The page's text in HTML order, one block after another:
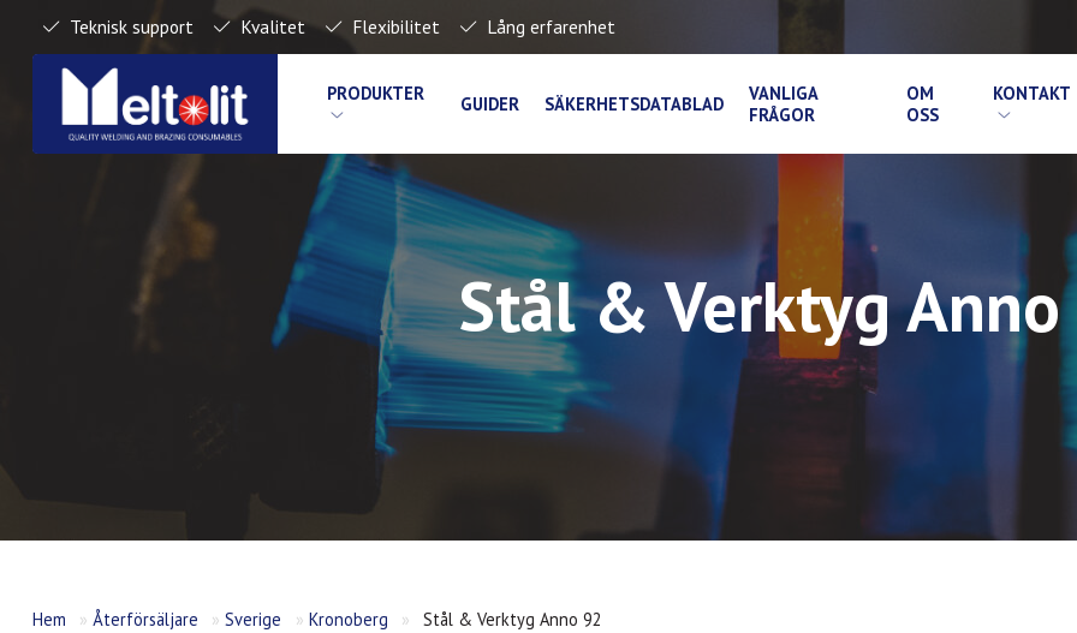
Teknisk support Kvalitet Flexibilitet Lång erfarenhet
PRODUKTER GUIDER SÄKERHETSDATABLAD
VANLIGA
FRÅGOR
OM
OSS
KONTAKT
Stål & Verktyg
Hem »Återförsäljare »Sverige » Kronoberg » Stål & Verktyg Anno 92